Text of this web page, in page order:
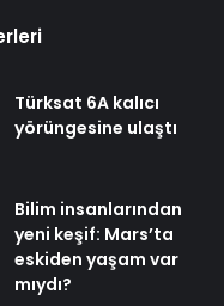
Türksat 6A kalıcı
yörüngesine ulaştı
Bilim insanlarından
yeni keşif: Mars’ta
eskiden yaşam var
mıydı?